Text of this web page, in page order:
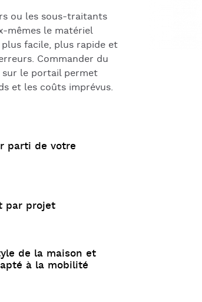
ou les sous-traitants
mêmes le matériel
plus facile, plus rapide et
Commander du
sur le portail permet
et les coûts imprévus.
parti de votre
par projet
de la maison et
à la mobilité